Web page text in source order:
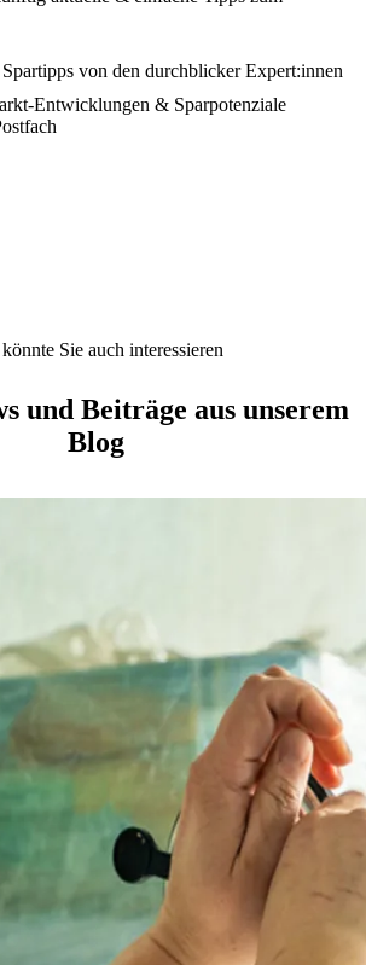
von den durchblicker Expert:innen
Entwicklungen & Sparpotenziale
Sie auch interessieren
und Beiträge aus unserem
Blog